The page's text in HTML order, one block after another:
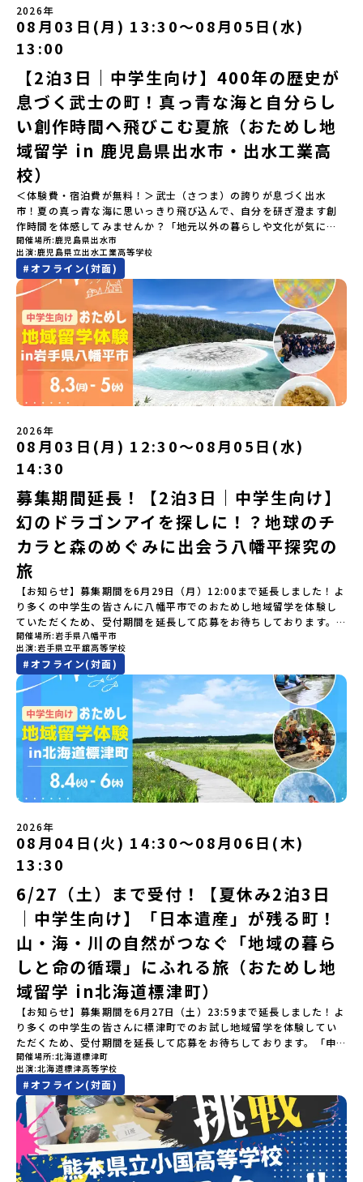
ら抽選の上、締め切り日から1週間を目途に、お申し込み時に記入い
ただいたメールアドレス宛に「当選／落選メール」をお送りいたし
ます。当選者は、メールに記載された「当選確認フォーム」に３日
以内に回答いただき、確認フォームの提出をもって参加確定とさせ
ていただきます。当選確認フォームの期日までにご回答いただけな
い場合は、当選を取り消しとさせていただきます。当選取り消しが
あった場合は、繰り上げ当選者へご連絡させていただきます。登録
メールアドレスの変更をご希望の場合は下記の地域みらい留学公式
LINEよりご連絡をお願いします。※受信制限設定をしていると、通
知メールをお受け取りいただけません。その場合は、
「@miratabi.jp」からのメールを受信できるよう設定をお願いいた
します。※結果に関する個別のお問合せにはお答えしておりません
ので、ご了承ください。・お申し込みについてお申込はお一人様1回
限りです。PC・スマートフォンからお申込ください。申込後の内容
変更はできません。お申込時は、メールアドレスの入力間違いにご
注意ください。・宿泊について１室に複数(同性2～4名程度)で宿泊
いただく予定です。・食事アレルギー対応について個別の詳細なア
レルギー対応希望にはお応えしかねる場合がございます。対応が必
要な場合は必ず事前にご相談ください。・参加取消や急遽参加でき
なくなった場合について参加決定後の参加お取り消しはご遠慮下さ
い。やむを得ないお取り消しの場合はお早めに事務局までご連絡く
ださい。・キャンセルポリシーやむを得ない参加お取り消しの場
合、以下のルールに沿って対応させていただきます。ご了承くださ
い。プログラム開催日の前日＜7月3日＞から、【キャンセルのご連
絡日：お支払いいただく旅行代金】・21日目にあたる日以前：無
料・20日目-8日目：20％・7日目-2日目：30％・プログラム開始日
加またはプログラム開始後の解除：100％・催行中止について天候な
どの状況等によって開催を見合わせる可能性があります。その場合
は原則、開催日1週間前までにご連絡いたします。又、最少催行人数
に達しなかった場合は、開催日3週間前までに催行中止の旨をメール
にてご連絡いたします。・よくあるご質問その他、よくあるご質問
についてはこちらをご確認ください。運営団体について＜プログラ
ム主催：一般財団法人地域・教育魅力化プラットフォーム＞「意志
ある若者にあふれる持続可能な地域・社会をつくる」というビジョ
ンを掲げ、2017年3月に島根県に設立した教育事業団体です。日本
全国約200の高校と連携しながら、中学卒業後に地域の枠を越えて生
徒一人ひとりの夢や価値観に合った地域・学校で1〜3年間過ごすこ
とができるシステム「地域みらい留学」をはじめとした、教育事業
や地域活性モデルをつくり続けています。名 称：一般財団法人地
域・教育魅力化プラットフォーム設 立：2017年3月代表者：岩本
悠所在地：〒690-0842 島根県松江市東本町二丁目25-6 みらい
BASE2階 その他所在地公式HP：http://c-platform.or.jp/お問い
合わせ先担当：小川・小原E-mail：info@miratabi.jp「おためし
地域留学体験」のプログラム開催情報を公式LINEにて配信中！ぜひ
ご登録ください♪地域みらい留学公式LINE
「みんなでBBQディナー」 -さらに仲間や地元の高校生、町の大人
たちと交流＜3日目＞（AM）「アイヌが愛した森を散策するフィー
ルドワーク」「3日間の振り返りワーク」 -みんなで振り返り対話
「ランチ/お土産タイム」（PM） 13：30頃プログラム終了-新千歳
空港には15：00頃に到着予定です。※天候の状況や参加人数によっ
てプログラムを変更する場合がございます。参加概要【開催場所】
北海道平取町（びらとりちょう）【実施日程】7月18日(土)～7月20
日(月祝)※参加が確定した方には6月3日(水) 18：30～20：00に
「参加者向け事前オンライン研修」をご案内する予定です。必ず参
加をお願いします。【集合場所・時間】7月18日(土) 12：00 新千歳
空港※12：00までに新千歳空港に到着する便で手配ください。【解
散場所・時間】7月20日(祝月) 15：00頃 新千歳空港※16：00以降
に新千歳空港を出発する便で手配ください。【対象】中学2年生、中
学3年生【宿泊先】ゲストハウス ヤント※ドミトリータイプの2段ベ
ッド（1室2～4名）で宿泊いただく予定です。【旅行代金】無料※旅
行代金に含まれる費用のうち、以下の内容が無料となります・宿泊
費（2泊分）・プログラム内のアクティビティ・体験費用・一部の食
事代※以下の費用は参加者のご負担となります・集合場所までの往
復交通費・お土産代や自由時間の個人飲食費などの個人的費用【募
集人数】最大10名（お申し込み多数の場合は抽選の上決定）【参加
者決定】お申し込み多数の場合は、締め切り後1週間を目途に当落結
果をご連絡いたします。【申し込み受付締切】4月30日(木)12：00
から 5月14日(木) 12：00まで疑問も不安もワクワクに変える！「お
ためし地域留学」ステップアップ説明会プログラムの内容を詳しく
知りたい方や、お申し込みを迷われている方向けにZoomでのオン
ライン配信を行います。知りたい情報のレベルに合わせて、以下の2
つのステップをご活用ください。【STEP 1】全体オンライン説明会
（アーカイブ動画を公開中！）〜まずは「おためし地域留学」を知
りたい方へ〜日本全国20以上の地域から選んで参加できる「おため
し地域留学」の魅力を凝縮したアーカイブ動画をご覧いただけま
す。初めての一人旅への不安や、事務局のサポート体制、安全面に
る]YouTube：https://youtu.be/Yt8nd04aNgA?
si=e5erbspvwz5O8_uF【STEP 2】平取町プログラム説明会〜
「平取町」の内容を具体的に深掘りしたい方へ〜全体説明を聞いた
うえで、「平取町では具体的に何をするの？」「どんな町なの？」
という疑問にお答えする説明会です。平取町ならではの豊かな文化
や、2泊3日のプログラムの中身をたっぷりとお伝えします。日
時： 5月7日(木) 19：00〜19：40内 容： 平取町ってどんなとこ
ろ？、プログラム詳細解説、質疑応答お申し込み：https://c-
mirai.jp/events/002112どちらの説明会でも、お気軽にどうぞ！
「はじめての一人旅だけど大丈夫？」「どんな体験ができるの？」
そんな保護者様の不安や、中学生のみなさんの素朴な疑問にスタッ
フが直接お答えします。チャットでの質問も可能ですので、ぜひご
自宅からリラックスしてご参加ください。▼お申し込み前に必ずご
確認ください・参加規約への同意プログラムへの参加申し込みいた
だく前に、「お申し込みに関する各規約」への同意が必須となりま
す。ご確認ください。・抽選による参加者決定についてお申込みい
ただいた方の中から抽選の上、締め切り日から1週間を目途に、お申
し込み時に記入いただいたメールアドレス宛に「当選／落選メー
ル」をお送りいたします。当選者は、メールに記載された「当選確
認フォーム」に３日以内に回答いただき、確認フォームの提出をも
にご回答いただけない場合は、当選を取り消しとさせていただきま
す。当選取り消しがあった場合は、繰り上げ当選者へご連絡させて
いただきます。登録メールアドレスの変更をご希望の場合は下記の
地域みらい留学公式LINEよりご連絡をお願いします。※受信制限設
定をしていると、通知メールをお受け取りいただけません。その場
合は、「@miratabi.jp」からのメールを受信できるよう設定をお願
いいたします。※結果に関する個別のお問合せにはお答えしており
ませんので、ご了承ください。・お申し込みについてお申込はお一
人様1回限りです。PC・スマートフォンからお申込ください。申込
後の内容変更はできません。お申込時は、メールアドレスの入力間
違いにご注意ください。・宿泊について１室に複数(同性2～4名程
度)で宿泊いただく予定です。・食事アレルギー対応について個別の
詳細なアレルギー対応希望にはお応えしかねる場合がございます。
対応が必要な場合は必ず事前にご相談ください。・参加取消や急遽
参加できなくなった場合について参加決定後の参加お取り消しはご
遠慮下さい。やむを得ないお取り消しの場合はお早めに事務局まで
ご連絡ください。・キャンセルポリシーやむを得ない参加お取り消
しの場合、以下のルールに沿って対応させていただきます。ご了承
ください。プログラム開催日の前日＜7月17日＞から、【キャンセル
のご連絡日：お支払いいただく旅行代金】・21日目にあたる日以
前：無料・20日目-8日目：20％・7日目-2日目：30％・プログラム
開始日の前日：40％・プログラム開始日当日：50％・ご連絡無しで
の不参加またはプログラム開始後の解除：100％・催行中止について
天候などの状況等によって開催を見合わせる可能性があります。そ
です。どんな困難な状況にも真っ向から立ち向かい、未知の領域へ
夢を追って挑戦し続ける姿勢や、手つかずの大自然の中で一攫千金
の夢を抱いて熱中した「砂金掘り」、自らの手で広大な大地を切り
拓いてきた農業や漁業の歴史など、夢を追う人々が集まる他の町に
はない風土が存在します。大樹町では、このフロンティアスピリッ
ツが現在、「北海道の小さな町から宇宙を目指す」という新たな夢
へと繋がっています。 「宇宙版シリコンバレー」の実現を目指し、
国内外の宇宙関連企業が集まる宇宙港「北海道スペースポート」の
整備が進められています。 この未来への挑戦の精神は、民間企業に
よる日本初のロケット打ち上げ成功という形で実を結び、世界有数
のロケット発射場の適地として全国・アジア各国からも大きな注目
を集めています 今回は、そんな大樹町の過去から未来へ繋がるフロ
ンティアスピリッツに触れるアクティビティへ出発！農業からロケ
ットまで本物の現場を体感し、他では味わえない体験を五感をフル
につかって楽しむことができます🎵大樹高校は、農業から宇宙まで
「町のぜんぶが教科書」！大樹高校の学びは、ただ教室の机に座っ
ているだけではありません！農業や漁業から、最先端の宇宙科学ま
で「町のぜんぶが教科書」 です。先輩たちは「地域探究」の授業
や、放課後の「地域探究サークル」を通して、学校の外へどんどん
飛び出し町の人たちと一緒にリアルな課題解決にチャレンジしてい
ます。そんな先輩たちとの交流がきっと「未来の自分」のヒントが
見つかるはず！ あたたかい町の人たちや先輩たちとの出会いが待っ
ている北海道大樹町へ、あなたの世界をグッと広げる特別な旅に出
発しませんか？ 体験のおすすめポイント体験プログラム内容（予
定）＜１日目＞（PM）「オリエンテーション・自己紹介ワーク」
「大樹町の自然を満喫」 -先人の知恵と夢を体験「砂金堀」 -川
樹高校見学・寮見学」 -大樹高校の特徴を知る学校体験 -高校生
との対話「大樹町の魅力を体験①」 -大樹町ならではのランチ＆ス
イーツ（PM）「大樹町の魅力を体験②」 -大樹町宇宙交流センタ
ーSORA見学 -モデルロケットを飛ばしてみよう！「みんなで
BBQ」 -さらに仲間や地元の高校生、町の大人たちと交流＜3日目
＞（AM）「3日間の振り返りワーク」 -みんなで振り返り対話「牧
場の舞台裏。フィールドワーク」 -牧場見学・搾乳体験・動物と触
れ合おう「ランチ/お土産タイム」（PM） 14：00頃プログラム終
了-とかち帯広空港には15：00頃に到着予定です。※天候の状況や参
加人数によってプログラムを変更する場合がございます。参加概要
【開催場所】北海道大樹町（たいきちょう）【実施日程】7月28日
(火)〜 7月30日(木)※参加が確定した方には6月19日(金) 18：30～
20：00に「参加者向け事前オンライン研修」をご案内する予定で
す。必ず参加をお願いします。【集合場所・時間】7月28日(火)
13：00 とかち帯広空港※13：00までにとかち帯広空港に到着する
便で手配ください。【解散場所・時間】7月30日(木) 15：00頃 とか
ち帯広空港※16：00以降にとかち帯広空港を出発する便で手配くだ
さい。【対象】中学2年生、中学3年生【宿泊先】大樹町ワーキング
ステイ住宅※1室に複数(同性2～4名程度)で宿泊いただく予定です。
【旅行代金】無料※旅行代金に含まれる費用のうち、以下の内容が
無料となります：・宿泊費（2泊分）・プログラム内のアクティビテ
ィ・体験費用・一部の食事代*以下の費用は参加者のご負担となりま
す・集合場所までの往復交通費・お土産代や自由時間の個人飲食費
などの個人的費用【募集人数】最大10名（お申し込み多数の場合は
抽選の上決定）【参加者決定】お申し込み多数の場合は、締め切り
間】申込期間が延長になりました！5月7日(木)12：00 から 6月4日
(木) 12：00まで疑問も不安もワクワクに変える！「おためし地域留
学」ステップアップ説明会プログラムの内容を詳しく知りたい方
や、お申し込みを迷われている方向けにZoomでのオンライン配信
を行います。知りたい情報のレベルに合わせて、以下の2つのステッ
プをご活用ください。【STEP 1】全体オンライン説明会（アーカイ
ブ動画を公開中！）〜まずは「おためし地域留学」を知りたい方
へ〜日本全国20以上の地域から選んで参加できる「おためし地域留
学」の全体像や魅力について、説明会を開催しました。中学生一人
での参加にあたり、保護者様が特に気になる「安全面」や「事務局
のサポート体制」についても詳しく解説しています。ぜひ、ご自宅
からお気軽にご視聴ください。🎬 [アーカイブ動画を視聴す
る]YouTube：https://youtu.be/Yt8nd04aNgA?
si=e5erbspvwz5O8_uF 【STEP 2】大樹町プログラム説明会〜
「大樹町」の内容を具体的に深掘りしたい方へ〜全体説明を聞いた
うえで、「大樹町では具体的に何をするの？」「どんな町なの？」
という疑問にお答えする説明会です。大樹町ならではの豊かな文化
や、2泊3日のプログラムの中身をたっぷりとお伝えします。日
時： 5月13日(水) 19：00〜19：40内 容： 大樹町ってどんなとこ
ろ？プログラム詳細解説、質疑応答お申し込み：https://c-
mirai.jp/events/002112お気軽にどうぞ！「はじめての一人旅だ
けど大丈夫？」「どんな体験ができるの？」そんな保護者様の不安
や、中学生のみなさんの素朴な疑問にスタッフが直接お答えしま
2026年
08月03日(月) 13:30〜08月05日(水)
13:00
【2泊3日｜中学生向け】400年の歴史が
息づく武士の町！真っ青な海と自分らし
い創作時間へ飛びこむ夏旅（おためし地
域留学 in 鹿児島県出水市・出水工業高
校）
＜体験費・宿泊費が無料！＞武士（さつま）の誇りが息づく出水
市！夏の真っ青な海に思いっきり飛び込んで、自分を研ぎ澄ます創
作時間を体感してみませんか？「地元以外の暮らしや文化が気にな
る。いつか留学してみたい！」「自分の進学や将来の可能性をもっ
とひらきたい！」「ものづくりや工業高校に興味がある！」そんな
中学生のみなさんにおすすめ！「おためし地域留学」は、日本全国
約200の高校と連携し、地域の枠を超えて学校生活を送る「地域みら
い留学」をプチ体験できるプログラムです。はじめてのひとり旅で
も安心！現地でもスタッフがしっかりとサポートいたします。今回
のフィールドは「鹿児島県 出水市（いずみし）出水工業高校」出水
市（いずみし）は、鹿児島県の玄関口にあるまち。ここでしか見ら
れない景色と、地元の人たちがずっと大切にしてきたものがありま
す。400年前から続く「武士の道」を歩く昔、武士たちがまちを守る
ために築いた「出水麓（いずみふもと）武家屋敷群」。今も残る約
150軒のお屋敷のほとんどに、今も人が住んでいます。400年前の武
士が歩いた道を、自分の足で歩く。まるで、まち全体がタイムカプ
セル。真っ青な海へダイブ！目の前に広がる八代海（やつしろか
い）は穏やかなリアス式海岸。海に沈む夕日は一生に一度は見てお
きたい景色です。出水工業高校は、「建築科」と「機械電気科」の2
つの学科。金属加工、電気工作、建物のデザインにチャレンジでき
る環境。「高校生ものづくりコンテスト」の木材加工部門で九州大
会2位に輝くなど、先輩たちの実力はホンモノ！この旅では自分の手
でモノをつくる時間を体験。金属を削ったり、電気を組んだり、木
で形をつくったり。プロの機械にさわれる高校で&quot;自分の手
&quot;でモノづくりにチャレンジ。夜には自分だけの「竹灯籠（た
けとうろう）」を作って灯りをともします。真っ青な海に思いっき
りダイブしたり、全国から集まった仲間や地元の高校生、地域の方
たちとワイワイBBQや夕ごはんづくりは一生の思い出になるはず！
ちょっとドキドキするけど、楽しい！に出会う3日間。熱気あふれる
出水市の冒険に飛び込んでみませんか？体験のおすすめポイント体
験プログラム内容（予定）＜1日目＞（PM）「オリエンテーショ
ン・自己紹介ワーク」「みんなで海遊び！」 -心をほぐして、出水
に飛び込む！海を満喫しよう！「みんなで夕食」「1日目の振り返り
会」＜2日目＞（AM）「出水工業高校のオープンスクールに参
加」 -高校見学 -授業体験（PM）「学校のことを深く知る・もの
づくりにチャレンジ！」 -各学科を実際に体験する -ものづくり
にチャレンジ -竹灯籠づくりを創って灯りをともす「みんなで
BBQ」「2日目の振り返り会」＜3日目＞（AM）「3日間の振り返り
ワーク」 -みんなで振り返り対話（PM） 13:00頃 解散（出水駅）
※天候の状況や参加人数によってプログラムを変更する場合がござ
（月）〜 8月5日（水）※参加が確定した方には7月7日(火) 18:30-
20:00に「参加者向け事前オンライン会」をご案内する予定です。必
ず参加をお願いします。【集合場所・時間】出水駅 8月3日(月)
13:30 集合【解散場所・時間】出水駅 8月5日(水) 12:00 解散【対
象】中学生2～3年生【宿泊先】現在調整中※1室に複数名(同性)で宿
泊いただく予定です。【旅行代金】無料※旅行代金に含まれる費用
のうち、以下の内容が無料となります：・宿泊費（2泊分）・プログ
ラム内のアクティビティ・体験費用・一部の食事代*以下の費用は参
加者のご負担となります・集合場所までの往復交通費・お土産代や
自由時間の個人飲食費などの個人的費用【募集人数】最大10名（お
申し込み多数の場合は抽選の上決定）【参加者決定】お申し込み多
数の場合は、締め切り後1週間を目途に当落結果をご連絡いたしま
す。【申し込み受付期間】6月1日(月)12：00 から 6月15日(月)
12：00まで疑問も不安もワクワクに変える！「おためし地域留学」
ステップアップ説明会プログラムの内容を詳しく知りたい方や、お
申し込みを迷われている方向けにZoomでのオンライン配信を行い
ます。知りたい情報のレベルに合わせて、以下の2つのステップをご
活用ください。【STEP 1】全体オンライン説明会（アーカイブ動画
を公開中！）〜まずは「おためし地域留学」を知りたい方へ〜日本
全国20以上の地域から選んで参加できる「おためし地域留学」の全
体像や魅力について、説明会を開催しました。中学生一人での参加
にあたり、保護者様が特に気になる「安全面」や「事務局のサポー
ト体制」についても詳しく解説しています。ぜひ、ご自宅からお気
開催場所 鹿児島県出水市
出演 鹿児島県立出水工業高等学校
#オフライン(対面)
2026年
08月03日(月) 12:30〜08月05日(水)
14:30
募集期間延長！【2泊3日｜中学生向け】
幻のドラゴンアイを探しに！？地球のチ
カラと森のめぐみに出会う八幡平探究の
旅
【お知らせ】募集期間を6月29日（月）12:00まで延長しました！よ
り多くの中学生の皆さんに八幡平市でのおためし地域留学を体験し
ていただくため、受付期間を延長して応募をお待ちしております。
「申し込みのタイミングを逃してしまった」という方も、この機会
にぜひ一歩踏み出してみませんか？※都合により締め切りを早める
場合がございます。お早目にご応募ください！＜体験費・宿泊費が
無料＞緑があふれる大自然の町へ！世界でここでしかできない「自
然×アートの融合体験」や「自然クラフト」を楽しんでみません
か？「大自然や文化体験が好き！興味がある！」「その地域にしか
ない郷土料理を味わってみたい！」「地元以外の暮らしや文化が気
になる。いつか留学してみたい！」そんな中学生のみなさんにおす
すめ！「おためし地域留学体験」は、日本全国約200の高校と連携し
ながら地域の枠を超えて学校生活を送ることができる「地域みらい
留学」をプチ体験できるプログラムです。はじめてでも安心！現地
ではスタッフがしっかりとサポートいたします。今回のフィールド
は「岩手県八幡平市（はちまんたいし）」岩手県八幡平市（はちま
んたいし）は北西部にあり、秋田県との県境にある自然豊かな町で
す。町の約83％は「森林」！標高1,000mを超える山岳地帯や高原
もあり緑が豊かな大自然を感じることができ、新緑、山菜の春、花
の夏、紅葉の秋、スキーや樹氷の冬と四季ごとに美しい景色を見る
ことのできるユニークな町です。「十和田八幡平（とわだはちまん
たい）国立公園」では登山やトレッキング、「安比高原（あっぴこ
うげん）スキー場」は日本国内最大級のスキーリゾートとして有名
で、一年中自然アクティビティを楽しむことができます！そして八
幡平市にある「松川地熱発電所」は、日本で初めて「地球のチカラ
を電気に変えた」場所！八幡平の地下からわき出す蒸気をそのまま
電気に変える「地球・自然にやさしい最先端のエネルギー」を生み
出す挑戦をしてきた町です。今回のプログラムでは、この松川地熱
発電所から吹き出す地熱蒸気を使った「アート体験」をすることが
できます。世界でここだけ！地球のチカラを使った幻想的なグラデ
ーションのアートづくりをぜひ体験してみてください！さらに八幡
平市は自然（山）の恵みを生かした料理がとても美味しい地域で
す。みなさんの地元の味とは違う「岩手の郷土料理」を味わって楽
しんでください🎵今回はこの大自然や文化が魅力的な八幡平市で、
日本全国から集まる中学生や「平舘（たいらだて）高校」の高校生
と一緒にさまざまなアクティビティを体験していただきます。他に
はないスペシャルな魅力がギュッと詰まった岩手県八幡平市で五感
を使いながら、まちの魅力を一緒に探究してみませんか？地域と一
体になり「開拓者精神」を育む！「平舘（たいらだて）高校」と
開催場所 岩手県八幡平市
出演 岩手県立平舘高等学校
#オフライン(対面)
2026年
08月04日(火) 14:30〜08月06日(木)
13:30
6/27（土）まで受付！【夏休み2泊3日
｜中学生向け】「日本遺産」が残る町！
山・海・川の自然がつなぐ「地域の暮ら
しと命の循環」にふれる旅（おためし地
域留学 in北海道標津町）
【お知らせ】募集期間を6月27日（土）23:59まで延長しました！よ
り多くの中学生の皆さんに標津町でのお試し地域留学を体験してい
ただくため、受付期間を延長して応募をお待ちしております。「申
し込みのタイミングを逃してしまった」という方も、この機会にぜ
ひ一歩踏み出してみませんか？※都合により締め切りを早める場合
がございます。お早目にご応募ください！-------奨学金のお知らせ-
------＼返還不要・3年間最大72万／💡北海道の高校留学に【毎月2
万円】の給付型奨学金～夢に向かって一歩踏み出す、あなたの未来
を応援！～ 詳細・条件はこちらから-----------------------------
----＜体験費・宿泊費が無料！＞一万年前から続く自然と人の暮らし
が今も残る町！広大な自然と生き物とともに生きる豊かさに触れ、
開催場所 北海道標津町
出演 北海道標津高等学校
#オフライン(対面)